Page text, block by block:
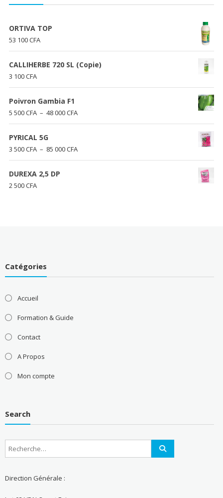
ORTIVA TOP
53 100CFA
CALLIHERBE 720 SL (Copie)
3 100CFA
Poivron Gambia F1
5 500CFA – 48 000CFAPlage
de
500 CFA
PYRICAL 5G
3 500CFA – 85 000CFAPlage
de
DUREXA 2,5 DP
2 500CFA
Catégories
Accueil
Formation & Guide
Contact
A Propos
Mon compte
Search
Direction Générale :